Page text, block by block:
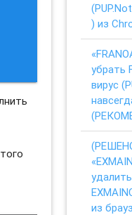
) из
убрать
вирус
удалить
из